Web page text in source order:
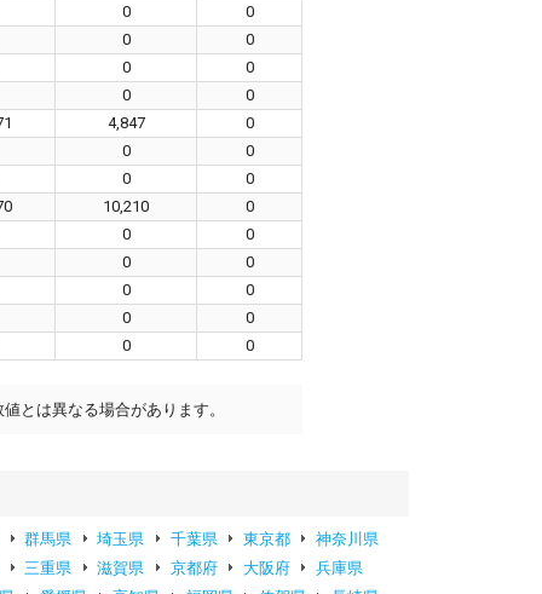
0
0
0
0
0
0
0
0
4,847
0
0
0
0
0
10,210
0
0
0
0
0
0
0
0
0
0 0
とは異なる場合があります。
群馬県 埼玉県 千葉県 東京都
神奈川県
三重県 滋賀県 京都府 大阪府
兵庫県